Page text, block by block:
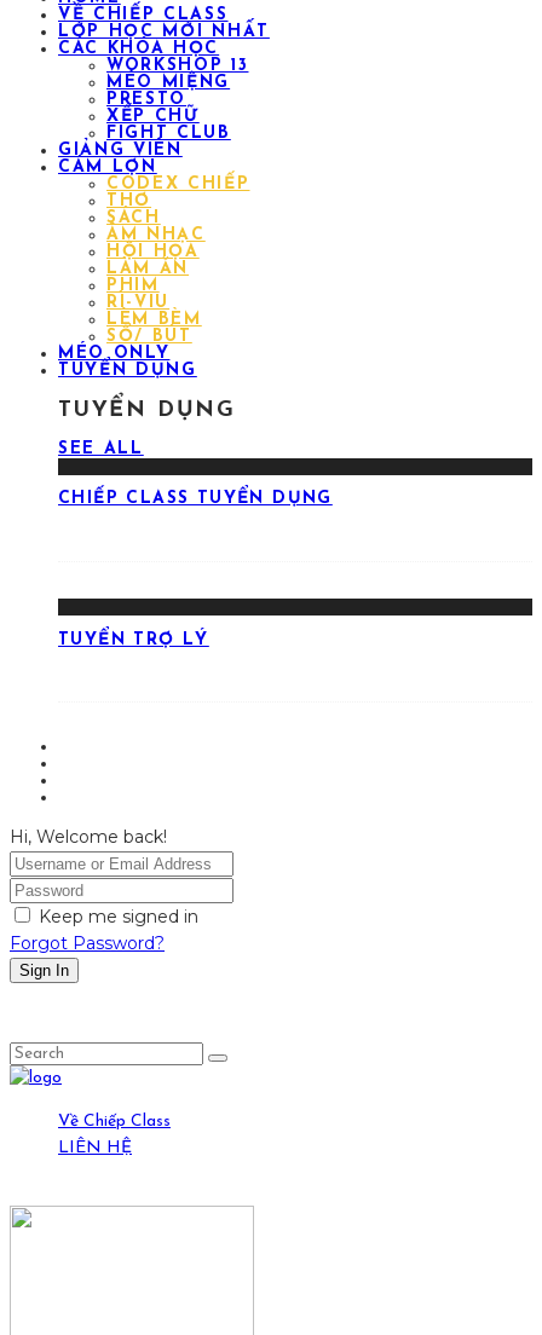
VỀ CHIẾP CLASS
LỚP HỌC MỚI NHẤT
CÁC KHÓA HỌC
WORKSHOP 13
MÉO MIỆNG
PRESTO
XẾP CHỮ
FIGHT CLUB
GIẢNG VIÊN
CÁM LỢN
CODEX CHIẾP
THƠ
SÁCH
ÂM NHẠC
HỘI HỌA
LÀM ĂN
PHIM
RÌ-VIU
LÈM BÈM
SỔ/ BÚT
MÉO ONLY
TUYỂN DỤNG
TUYỂN DỤNG
SEE ALL
CHIẾP CLASS TUYỂN DỤNG
TUYỂN TRỢ LÝ
Hi, Welcome back!
Keep me signed in
Forgot Password?
Sign In
Về Chiếp Class
LIÊN HỆ